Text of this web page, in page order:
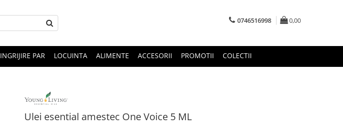
0746516998 0,00
INGRIJIRE PAR LOCUINTA ALIMENTE ACCESORII PROMOTII COLECTII
Ulei esential amestec One Voice 5 ML